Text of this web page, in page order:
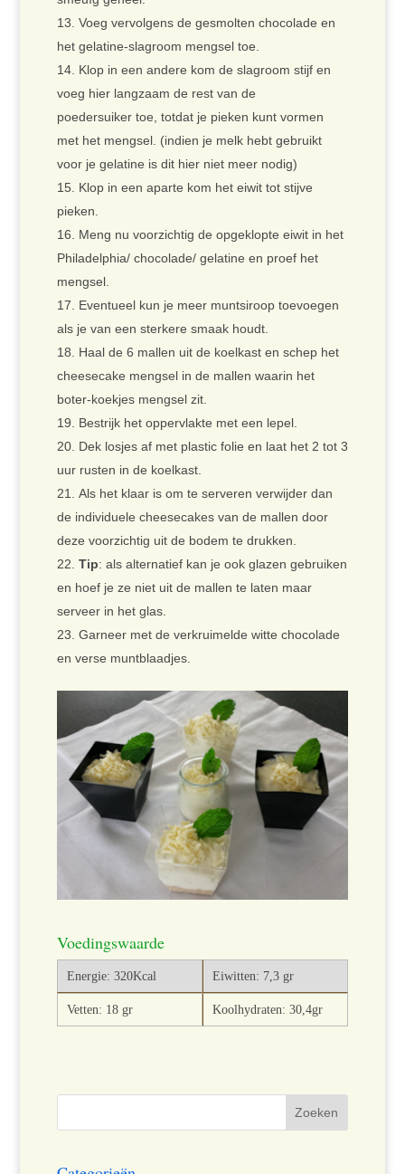
Voeg vervolgens de gesmolten chocolade en
het gelatine-slagroom mengsel toe.
Klop in een andere kom de slagroom stijf en
voeg hier langzaam de rest van de
poedersuiker toe, totdat je pieken kunt vormen
met het mengsel. (indien je melk hebt gebruikt
voor je gelatine is dit hier niet meer nodig)
Klop in een aparte kom het eiwit tot stijve
pieken.
Meng nu voorzichtig de opgeklopte eiwit in het
Philadelphia/ chocolade/ gelatine en proef het
mengsel.
Eventueel kun je meer muntsiroop toevoegen
als je van een sterkere smaak houdt.
Haal de 6 mallen uit de koelkast en schep het
cheesecake mengsel in de mallen waarin het
boter-koekjes mengsel zit.
Bestrijk het oppervlakte met een lepel.
Dek losjes af met plastic folie en laat het 2 tot 3
uur rusten in de koelkast.
Als het klaar is om te serveren verwijder dan
de individuele cheesecakes van de mallen door
deze voorzichtig uit de bodem te drukken.
Tip: als alternatief kan je ook glazen gebruiken
en hoef je ze niet uit de mallen te laten maar
serveer in het glas.
Garneer met de verkruimelde witte chocolade
en verse muntblaadjes.
Voedingswaarde
Energie: 320Kcal Eiwitten: 7,3 gr
Vetten: 18 gr Koolhydraten: 30,4gr